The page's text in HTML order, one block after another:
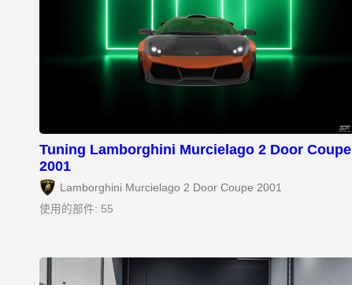
Tuning Lamborghini Murcielago 2 Door Coupe
2001
Lamborghini Murcielago 2 Door Coupe 2001
使用的部件: 55